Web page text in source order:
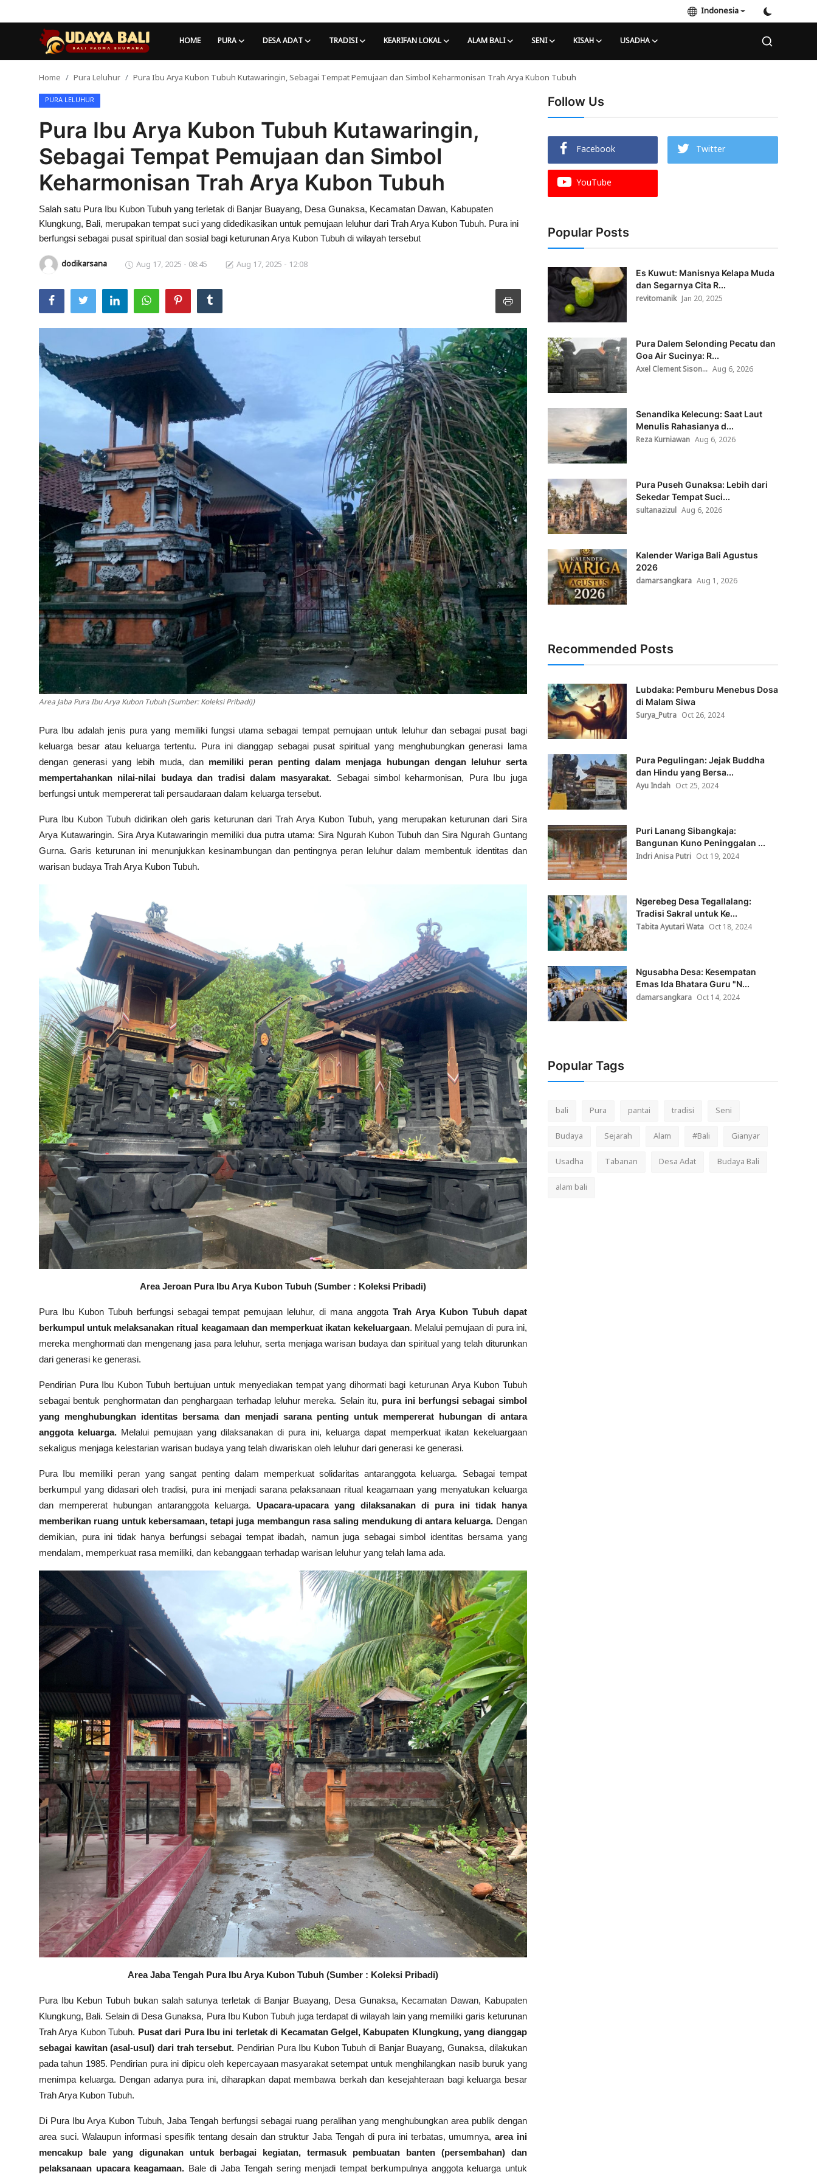
Indonesia
HOME PURA DESA ADAT TRADISI KEARIFAN LOKAL ALAM BALI SENI KISAH USADHA
Desa Adat
Kearifan lokal
Alam Bali
Usadha
Indonesia
Home Pura Leluhur Pura Ibu Arya Kubon Tubuh Kutawaringin, Sebagai Tempat Pemujaan dan Simbol Keharmonisan Trah Arya Kubon Tubuh
PURA LELUHUR
Pura Ibu Arya Kubon Tubuh Kutawaringin,
Sebagai Tempat Pemujaan dan Simbol
Keharmonisan Trah Arya Kubon Tubuh
Salah satu Pura Ibu Kubon Tubuh yang terletak di Banjar Buayang, Desa Gunaksa, Kecamatan Dawan, Kabupaten
Klungkung, Bali, merupakan tempat suci yang didedikasikan untuk pemujaan leluhur dari Trah Arya Kubon Tubuh. Pura ini
berfungsi sebagai pusat spiritual dan sosial bagi keturunan Arya Kubon Tubuh di wilayah tersebut
dodikarsana Aug 17, 2025 - 08:45 Aug 17, 2025 - 12:08
Area Jaba Pura Ibu Arya Kubon Tubuh (Sumber: Koleksi Pribadi))
Pura Ibu adalah jenis pura yang memiliki fungsi utama sebagai tempat pemujaan untuk leluhur dan sebagai pusat bagi
keluarga besar atau keluarga tertentu. Pura ini dianggap sebagai pusat spiritual yang menghubungkan generasi lama
dengan generasi yang lebih muda, dan memiliki peran penting dalam menjaga hubungan dengan leluhur serta
mempertahankan nilai-nilai budaya dan tradisi dalam masyarakat. Sebagai simbol keharmonisan, Pura Ibu juga
berfungsi untuk mempererat tali persaudaraan dalam keluarga tersebut.
Pura Ibu Kubon Tubuh didirikan oleh garis keturunan dari Trah Arya Kubon Tubuh, yang merupakan keturunan dari Sira
Arya Kutawaringin. Sira Arya Kutawaringin memiliki dua putra utama: Sira Ngurah Kubon Tubuh dan Sira Ngurah Guntang
Gurna. Garis keturunan ini menunjukkan kesinambungan dan pentingnya peran leluhur dalam membentuk identitas dan
warisan budaya Trah Arya Kubon Tubuh.
Area Jeroan Pura Ibu Arya Kubon Tubuh (Sumber : Koleksi Pribadi)
Pura Ibu Kubon Tubuh berfungsi sebagai tempat pemujaan leluhur, di mana anggota Trah Arya Kubon Tubuh dapat
berkumpul untuk melaksanakan ritual keagamaan dan memperkuat ikatan kekeluargaan. Melalui pemujaan di pura ini,
mereka menghormati dan mengenang jasa para leluhur, serta menjaga warisan budaya dan spiritual yang telah diturunkan
dari generasi ke generasi.
Pendirian Pura Ibu Kubon Tubuh bertujuan untuk menyediakan tempat yang dihormati bagi keturunan Arya Kubon Tubuh
sebagai bentuk penghormatan dan penghargaan terhadap leluhur mereka. Selain itu, pura ini berfungsi sebagai simbol
yang menghubungkan identitas bersama dan menjadi sarana penting untuk mempererat hubungan di antara
anggota keluarga. Melalui pemujaan yang dilaksanakan di pura ini, keluarga dapat memperkuat ikatan kekeluargaan
sekaligus menjaga kelestarian warisan budaya yang telah diwariskan oleh leluhur dari generasi ke generasi.
Pura Ibu memiliki peran yang sangat penting dalam memperkuat solidaritas antaranggota keluarga. Sebagai tempat
berkumpul yang didasari oleh tradisi, pura ini menjadi sarana pelaksanaan ritual keagamaan yang menyatukan keluarga
dan mempererat hubungan antaranggota keluarga. Upacara-upacara yang dilaksanakan di pura ini tidak hanya
memberikan ruang untuk kebersamaan, tetapi juga membangun rasa saling mendukung di antara keluarga. Dengan
demikian, pura ini tidak hanya berfungsi sebagai tempat ibadah, namun juga sebagai simbol identitas bersama yang
mendalam, memperkuat rasa memiliki, dan kebanggaan terhadap warisan leluhur yang telah lama ada.
Area Jaba Tengah Pura Ibu Arya Kubon Tubuh (Sumber : Koleksi Pribadi)
Pura Ibu Kebun Tubuh bukan salah satunya terletak di Banjar Buayang, Desa Gunaksa, Kecamatan Dawan, Kabupaten
Klungkung, Bali. Selain di Desa Gunaksa, Pura Ibu Kubon Tubuh juga terdapat di wilayah lain yang memiliki garis keturunan
Trah Arya Kubon Tubuh. Pusat dari Pura Ibu ini terletak di Kecamatan Gelgel, Kabupaten Klungkung, yang dianggap
sebagai kawitan (asal-usul) dari trah tersebut. Pendirian Pura Ibu Kubon Tubuh di Banjar Buayang, Gunaksa, dilakukan
pada tahun 1985. Pendirian pura ini dipicu oleh kepercayaan masyarakat setempat untuk menghilangkan nasib buruk yang
menimpa keluarga. Dengan adanya pura ini, diharapkan dapat membawa berkah dan kesejahteraan bagi keluarga besar
Trah Arya Kubon Tubuh.
Di Pura Ibu Arya Kubon Tubuh, Jaba Tengah berfungsi sebagai ruang peralihan yang menghubungkan area publik dengan
area suci. Walaupun informasi spesifik tentang desain dan struktur Jaba Tengah di pura ini terbatas, umumnya, area ini
mencakup bale yang digunakan untuk berbagai kegiatan, termasuk pembuatan banten (persembahan) dan
pelaksanaan upacara keagamaan. Bale di Jaba Tengah sering menjadi tempat berkumpulnya anggota keluarga untuk
Follow Us
Facebook
Twitter
YouTube
Popular Posts
Es Kuwut: Manisnya Kelapa Muda
dan Segarnya Cita R...
revitomanik Jan 20, 2025
Pura Dalem Selonding Pecatu dan
Goa Air Sucinya: R...
Axel Clement Sison... Aug 6, 2026
Senandika Kelecung: Saat Laut
Menulis Rahasianya d...
Reza Kurniawan Aug 6, 2026
Pura Puseh Gunaksa: Lebih dari
Sekedar Tempat Suci...
sultanazizul Aug 6, 2026
Kalender Wariga Bali Agustus
2026
damarsangkara Aug 1, 2026
Recommended Posts
Lubdaka: Pemburu Menebus Dosa
di Malam Siwa
Surya_Putra Oct 26, 2024
Pura Pegulingan: Jejak Buddha
dan Hindu yang Bersa...
Ayu Indah Oct 25, 2024
Puri Lanang Sibangkaja:
Bangunan Kuno Peninggalan ...
Indri Anisa Putri Oct 19, 2024
Ngerebeg Desa Tegallalang:
Tradisi Sakral untuk Ke...
Tabita Ayutari Wata Oct 18, 2024
Ngusabha Desa: Kesempatan
Emas Ida Bhatara Guru "N...
damarsangkara Oct 14, 2024
Popular Tags
bali Pura pantai tradisi
Seni
Budaya
Sejarah Alam #Bali
Gianyar
Usadha
Tabanan Desa Adat
Budaya Bali
alam bali